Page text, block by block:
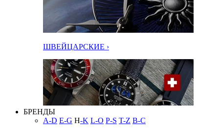
ШВЕЙЦАРСКИЕ ›
БРЕНДЫ
A-D E-G H-K L-O P-S T-Z В-С